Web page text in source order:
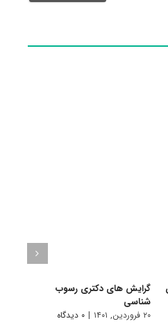
گرایش های دکتری رسوب
شناسی
۲۰ فروردین, ۱۴۰۱ | ۰ دیدگاه